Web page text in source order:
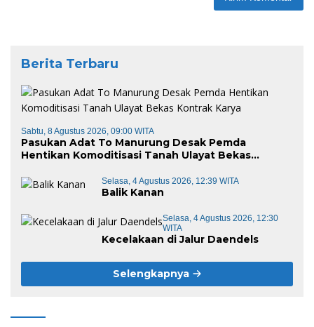
Berita Terbaru
Sabtu, 8 Agustus 2026, 09:00 WITA
Pasukan Adat To Manurung Desak Pemda
Hentikan Komoditisasi Tanah Ulayat Bekas
Selasa, 4 Agustus 2026, 12:39 WITA
Balik Kanan
Selasa, 4 Agustus 2026, 12:30
WITA
Kecelakaan di Jalur Daendels
Selengkapnya